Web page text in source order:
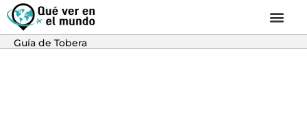
Guía de Tobera